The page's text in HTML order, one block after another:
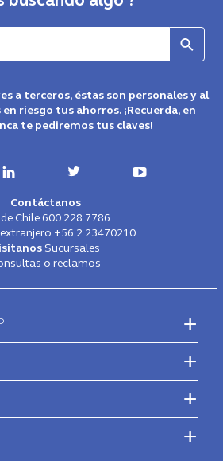
a terceros, éstas son personales y al
riesgo tus ahorros. ¡Recuerda, en
te pediremos tus claves!
Contáctanos
Chile600 228 7786
extranjero +56 2 23470210
Sucursales
o reclamos